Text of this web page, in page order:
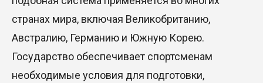
странах мира, включая Великобританию,
Австралию, Германию и Южную Корею.
Государство обеспечивает спортсменам
необходимые условия для подготовки,